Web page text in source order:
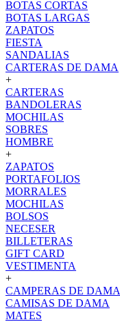
BOTAS CORTAS
BOTAS LARGAS
ZAPATOS
FIESTA
SANDALIAS
CARTERAS DE DAMA
+
CARTERAS
BANDOLERAS
MOCHILAS
SOBRES
HOMBRE
+
ZAPATOS
PORTAFOLIOS
MORRALES
MOCHILAS
BOLSOS
NECESER
BILLETERAS
GIFT CARD
VESTIMENTA
+
CAMPERAS DE DAMA
CAMISAS DE DAMA
MATES